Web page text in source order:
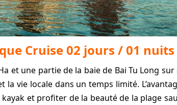
Cruise 02 jours / 01 nuits
et une partie de la baie de Bai Tu Long
vie locale dans un temps limité.
et profiter de la beauté de la plage